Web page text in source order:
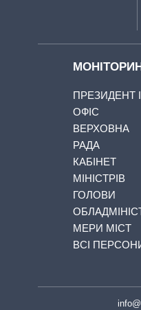
ПРЕЗИДЕНТ І
ОФІС
ВЕРХОВНА
РАДА
КАБІНЕТ
МІНІСТРІВ
ГОЛОВИ
МЕРИ МІСТ
ВСІ